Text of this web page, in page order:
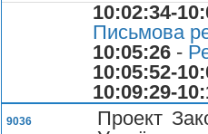
10:02:34-
Письмова
10:05:26 -
10:05:52-
10:09:29-
9036
Проект